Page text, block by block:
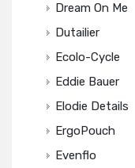
Dream On Me
Dutailier
Ecolo-Cycle
Eddie Bauer
Elodie Details
ErgoPouch
Evenflo